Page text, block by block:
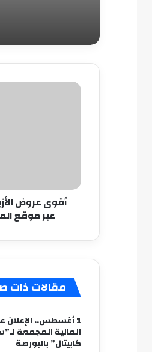
أقوى
الموفر
بالتعاونأقوى عروض
عبر موقع
مقالات ذات
1 أغسطس.. الإعلان
المالية المجمعة
كابيتال” بالبورصة